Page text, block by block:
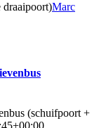
draaipoort)Marc
(schuifpoort +